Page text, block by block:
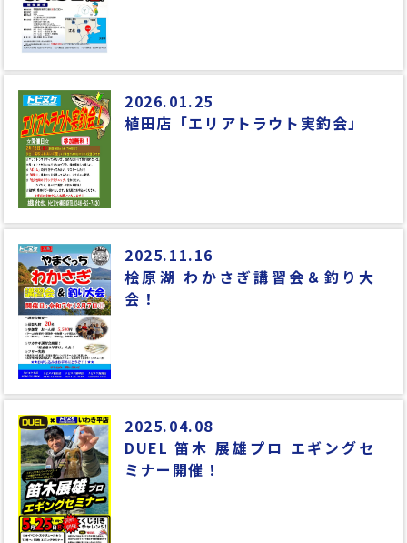
2026.01.25
植田店「エリアトラウト実釣会」
2025.11.16
桧原湖 わかさぎ講習会＆釣り大
会！
2025.04.08
DUEL 笛木 展雄プロ エギングセ
ミナー開催！